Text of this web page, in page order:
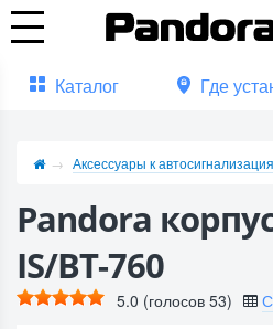
Каталог Где
Аксессуары к
Pandora
IS/BT-760
5.0 (голосов53)